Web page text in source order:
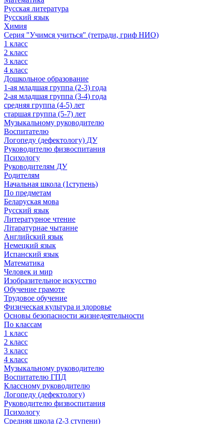
Русская литература
Русский язык
Химия
Серия "Учимся учиться" (тетради, гриф НИО)
1 класс
2 класс
3 класс
4 класс
Дошкольное образование
1-ая младшая группа (2-3) года
2-ая младшая группа (3-4) года
средняя группа (4-5) лет
старшая группа (5-7) лет
Музыкальному руководителю
Воспитателю
Логопеду (дефектологу) ДУ
Руководителю физвоспитания
Психологу
Руководителям ДУ
Родителям
Начальная школа (1ступень)
По предметам
Беларуская мова
Русский язык
Литературное чтение
Літаратурнае чытанне
Английский язык
Немецкий язык
Испанский язык
Математика
Человек и мир
Изобразительное искусство
Обучение грамоте
Трудовое обучение
Физическая культура и здоровье
Основы безопасности жизнедеятельности
По классам
1 класс
2 класс
3 класс
4 класс
Музыкальному руководителю
Воспитателю ГПД
Классному руководителю
Логопеду (дефектологу)
Руководителю физвоспитания
Психологу
Средняя школа (2-3 ступени)